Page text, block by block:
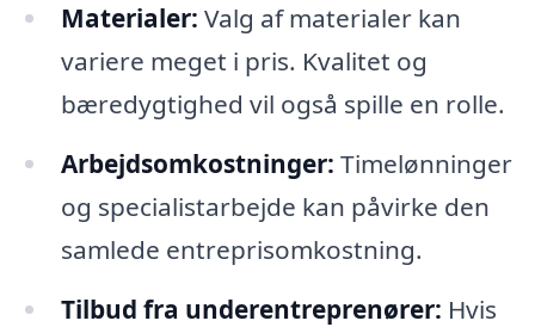
Materialer: Valg af materialer kan
variere meget i pris. Kvalitet og
bæredygtighed vil også spille en rolle.
Arbejdsomkostninger: Timelønninger
og specialistarbejde kan påvirke den
samlede entreprisomkostning.
Tilbud fra underentreprenører: Hvis